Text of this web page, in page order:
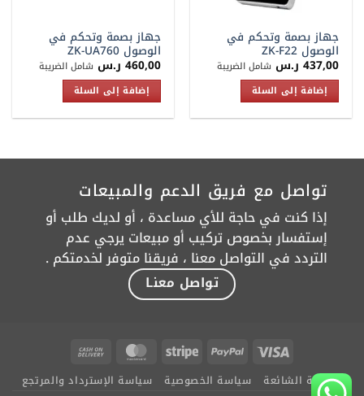
جهاز بصمة وتحكم في
الوصول ZK-F22
437,00 ر.س شامل الضريبة
إضافة إلى السلة
جهاز بصمة وتحكم في
الوصول ZK-UA760
460,00 ر.س شامل الضريبة
إضافة إلى السلة
تواصل مع فريق الدعم والمبيعات
إذا كنت في حاجة للأي مساعدة ، أو لديك طلب أو
إستفسار بخصوص تركيب أو مبيعات يرجي عدم
التردد في التواصل معنا ، فريقنا متوفر لخدمتكم .
تواصل معنـا
Visa
PayPal
Stripe
MasterCard
Delivery
الأسئلة الشائعة سياسة الخصوصية سياسة الإسترداد والمرتجع